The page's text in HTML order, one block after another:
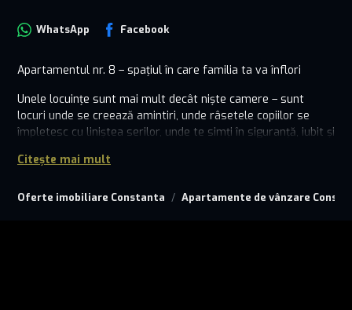
Oferte imobiliare Constanta Apartamente de vânzare
WhatsApp Facebook
Apartamentul nr. 8 – spațiul în care familia ta va înflori
Unele locuințe sunt mai mult decât niște camere – sunt
locuri unde se creează amintiri, unde râsetele copiilor se
împletesc cu liniștea serilor, unde te simți în siguranță, iubit și
✔️ 2 dormitoare pentru vise liniștite
Citește mai mult